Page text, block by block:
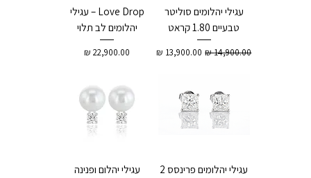
עגילי יהלומים סוליטר
טבעיים 1.80 קראט
מחיר רגיל‏14,900.00 ‏₪ מחיר מבצע
Love Drop – עגילי
יהלומים לב תלוי
מחיר
עגילי יהלומים פרינסס 2
עגילי יהלום ופנינה